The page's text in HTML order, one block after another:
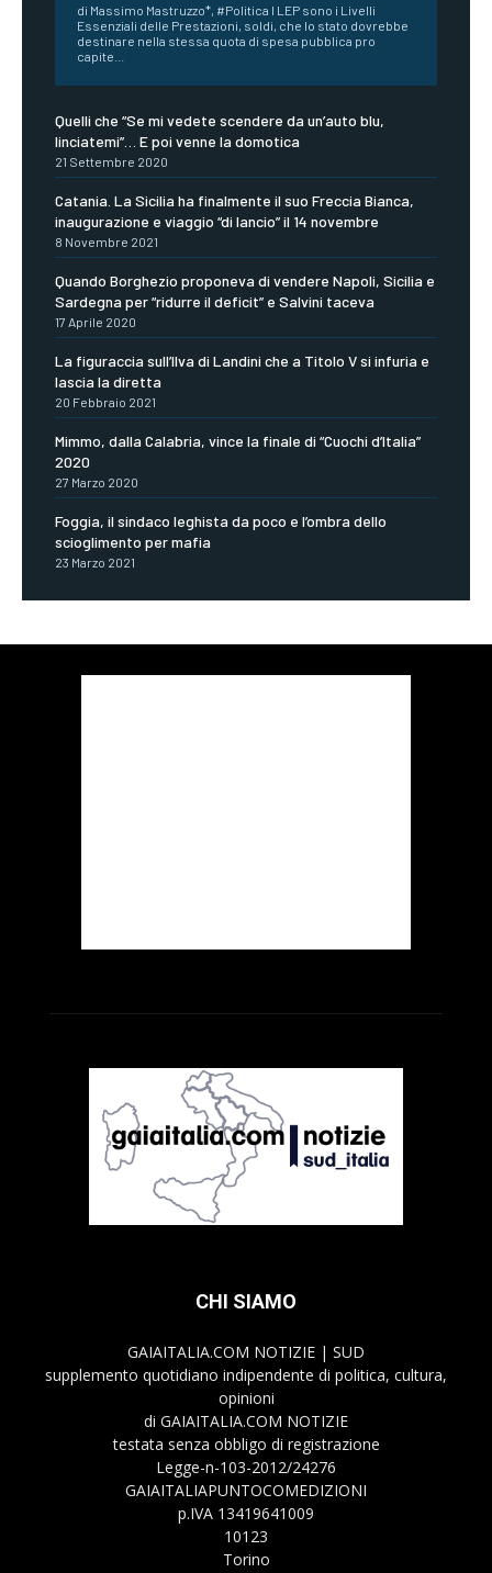
di Massimo Mastruzzo*, #Politica I LEP sono i Livelli
Essenziali delle Prestazioni, soldi, che lo stato dovrebbe
destinare nella stessa quota di spesa pubblica pro
capite...
Quelli che “Se mi vedete scendere da un’auto blu,
linciatemi”… E poi venne la domotica
21 Settembre 2020
Catania. La Sicilia ha finalmente il suo Freccia Bianca,
inaugurazione e viaggio “di lancio” il 14 novembre
8 Novembre 2021
Quando Borghezio proponeva di vendere Napoli, Sicilia e
Sardegna per “ridurre il deficit” e Salvini taceva
17 Aprile 2020
La figuraccia sull’Ilva di Landini che a Titolo V si infuria e
lascia la diretta
20 Febbraio 2021
Mimmo, dalla Calabria, vince la finale di “Cuochi d’Italia”
2020
27 Marzo 2020
Foggia, il sindaco leghista da poco e l’ombra dello
scioglimento per mafia
23 Marzo 2021
CHI SIAMO
GAIAITALIA.COM NOTIZIE | SUD
supplemento quotidiano indipendente di politica, cultura,
opinioni
di GAIAITALIA.COM NOTIZIE
testata senza obbligo di registrazione
Legge-n-103-2012/24276
GAIAITALIAPUNTOCOMEDIZIONI
p.IVA 13419641009
10123
Torino